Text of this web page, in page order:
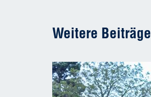
Weitere Beiträge